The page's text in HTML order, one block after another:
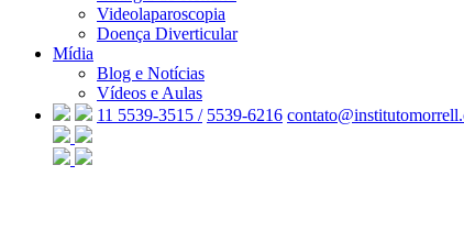
Videolaparoscopia
Doença Diverticular
Mídia
Blog e Notícias
Vídeos e Aulas
11 5539-3515 / 5539-6216